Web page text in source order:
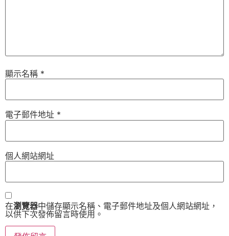
顯示名稱 *
電子郵件地址 *
個人網站網址
在瀏覽器中儲存顯示名稱、電子郵件地址及個人網站網址，
以供下次發佈留言時使用。